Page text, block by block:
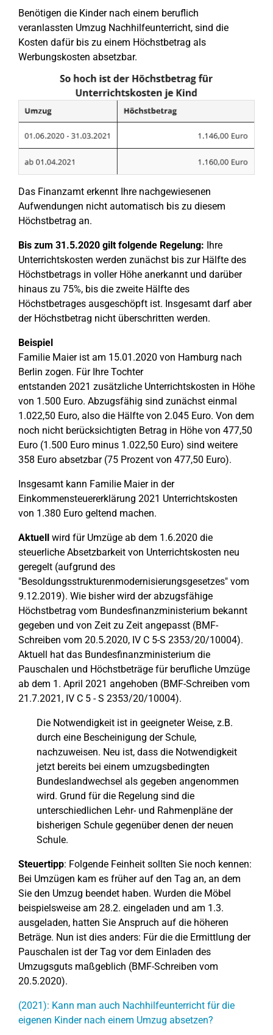
Benötigen die Kinder nach einem beruflich
veranlassten Umzug Nachhilfeunterricht, sind die
Kosten dafür bis zu einem Höchstbetrag als
Werbungskosten absetzbar.
Das Finanzamt erkennt Ihre nachgewiesenen
Aufwendungen nicht automatisch bis zu diesem
Höchstbetrag an.
Bis zum 31.5.2020 gilt folgende Regelung: Ihre
Unterrichtskosten werden zunächst bis zur Hälfte des
Höchstbetrags in voller Höhe anerkannt und darüber
hinaus zu 75%, bis die zweite Hälfte des
Höchstbetrages ausgeschöpft ist. Insgesamt darf aber
der Höchstbetrag nicht überschritten werden.
Beispiel
Familie Maier ist am 15.01.2020 von Hamburg nach
Berlin zogen. Für Ihre Tochter
entstanden 2021 zusätzliche Unterrichtskosten in Höhe
von 1.500 Euro. Abzugsfähig sind zunächst einmal
1.022,50 Euro, also die Hälfte von 2.045 Euro. Von dem
noch nicht berücksichtigten Betrag in Höhe von 477,50
Euro (1.500 Euro minus 1.022,50 Euro) sind weitere
358 Euro absetzbar (75 Prozent von 477,50 Euro).
Insgesamt kann Familie Maier in der
Einkommensteuererklärung 2021 Unterrichtskosten
von 1.380 Euro geltend machen.
Aktuell wird für Umzüge ab dem 1.6.2020 die
steuerliche Absetzbarkeit von Unterrichtskosten neu
geregelt (aufgrund des
"Besoldungsstrukturenmodernisierungsgesetzes" vom
9.12.2019). Wie bisher wird der abzugsfähige
Höchstbetrag vom Bundesfinanzministerium bekannt
gegeben und von Zeit zu Zeit angepasst (BMF-
Schreiben vom 20.5.2020, IV C 5-S 2353/20/10004).
Aktuell hat das Bundesfinanzministerium die
Pauschalen und Höchstbeträge für berufliche Umzüge
ab dem 1. April 2021 angehoben (BMF-Schreiben vom
21.7.2021, IV C 5 - S 2353/20/10004).
Die Notwendigkeit ist in geeigneter Weise, z.B.
durch eine Bescheinigung der Schule,
nachzuweisen. Neu ist, dass die Notwendigkeit
jetzt bereits bei einem umzugsbedingten
Bundeslandwechsel als gegeben angenommen
wird. Grund für die Regelung sind die
unterschiedlichen Lehr- und Rahmenpläne der
bisherigen Schule gegenüber denen der neuen
Schule.
Steuertipp: Folgende Feinheit sollten Sie noch kennen:
Bei Umzügen kam es früher auf den Tag an, an dem
Sie den Umzug beendet haben. Wurden die Möbel
beispielsweise am 28.2. eingeladen und am 1.3.
ausgeladen, hatten Sie Anspruch auf die höheren
Beträge. Nun ist dies anders: Für die die Ermittlung der
Pauschalen ist der Tag vor dem Einladen des
Umzugsguts maßgeblich (BMF-Schreiben vom
20.5.2020).
(2021): Kann man auch Nachhilfeunterricht für die
eigenen Kinder nach einem Umzug absetzen?